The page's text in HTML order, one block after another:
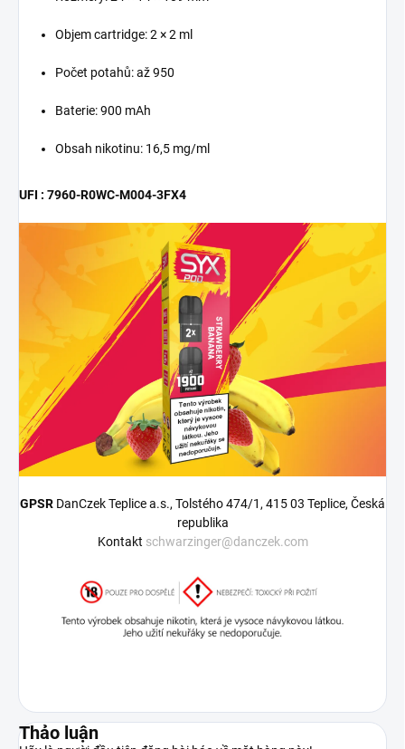
Objem cartridge: 2 × 2 ml
Počet potahů: až 950
Baterie: 900 mAh
Obsah nikotinu: 16,5 mg/ml
UFI : 7960-R0WC-M004-3FX4
GPSR DanCzek Teplice a.s., Tolstého 474/1, 415 03 Teplice, Česká
republika
Kontakt schwarzinger@danczek.com
Thảo luận